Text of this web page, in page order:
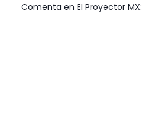
Comenta en El Proyector MX: